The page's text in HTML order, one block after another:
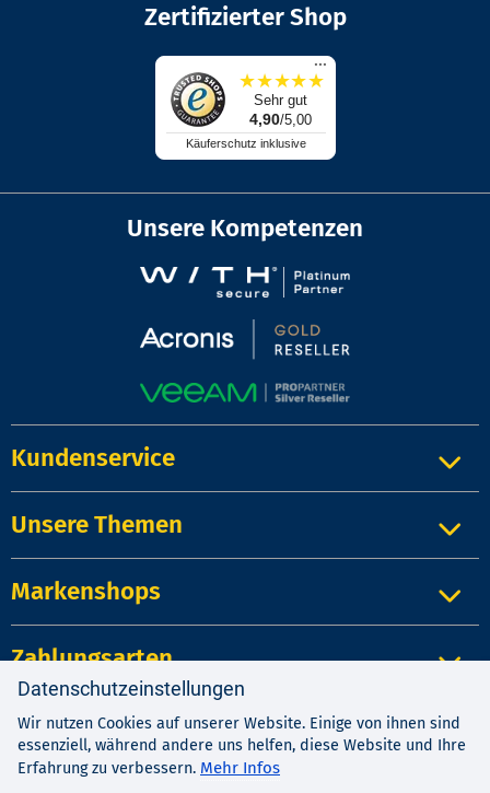
Zertifizierter Shop
...
★★★★★
Sehr gut
4,90/5,00
Käuferschutz inklusive
Unsere Kompetenzen
Kundenservice
Unsere Themen
Markenshops
Zahlungsarten
Impressum | Kontakt|
Datenschutz
Widerrufsrecht
Datenschutzeinstellungen
Wir nutzen Cookies auf unserer Website. Einige von ihnen sind
essenziell, während andere uns helfen, diese Website und Ihre
Erfahrung zu verbessern. Mehr Infos